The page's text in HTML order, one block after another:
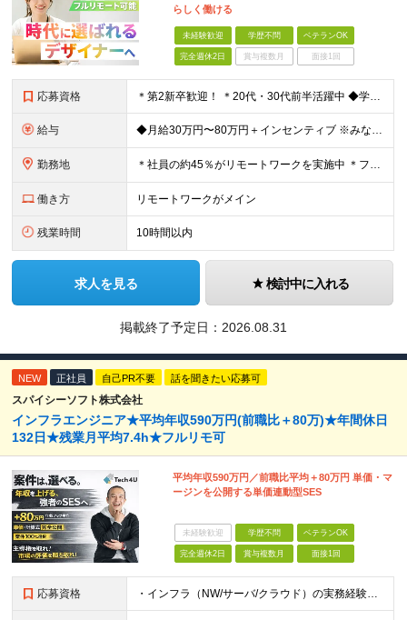
らしく働ける
未経験歓迎 学歴不問 ベテランOK
完全週休2日 賞与複数月 面接1回
応募資格 ＊第2新卒歓迎！ ＊20代・30代前半活躍中 ◆学歴不問 ◆未経験歓迎 ＼こんな方にピッタリです！／ ★SNSを見るだけでなく「仕掛ける側」になりたい方 ★販売や接客で「お客様の心理」を考えた経験
給与 ◆月給30万円〜80万円＋インセンティブ ※みなし残業代（月10時間・16,000円）を含みます ※超過分は別途支給します ※試用期間3か月あり（給与は28万円、待遇に差異なし）
勤務地 ＊社員の約45％がリモートワークを実施中 ＊フルリモート案件もあり ＊転勤はありません 本社（横浜）または、東京・神奈川の各プロジェクト先。 【本社】 神奈川県横浜市中区不老町2丁目11-8 税経
働き方 リモートワークがメイン
残業時間 10時間以内
求人を見る 検討中に入れる
掲載終了予定日： 2026.08.31
NEW 正社員 自己PR不要 話を聞きたい応募可
スパイシーソフト株式会社
インフラエンジニア★平均年収590万円(前職比＋80万)★年間休日
132日★残業月平均7.4h★フルリモ可
平均年収590万円／前職比平均＋80万円 単価・マ
ージンを公開する単価連動型SES
未経験歓迎 学歴不問 ベテランOK
完全週休2日 賞与複数月 面接1回
応募資格 ・インフラ（NW/サーバ/クラウド）の実務経験をお持ちの方（目安：1年以上は全員面接確定） ・インフラに興味がある未経験の方 ・学歴不問 ■ こんな方を歓迎します ・IaC（Terraform等）